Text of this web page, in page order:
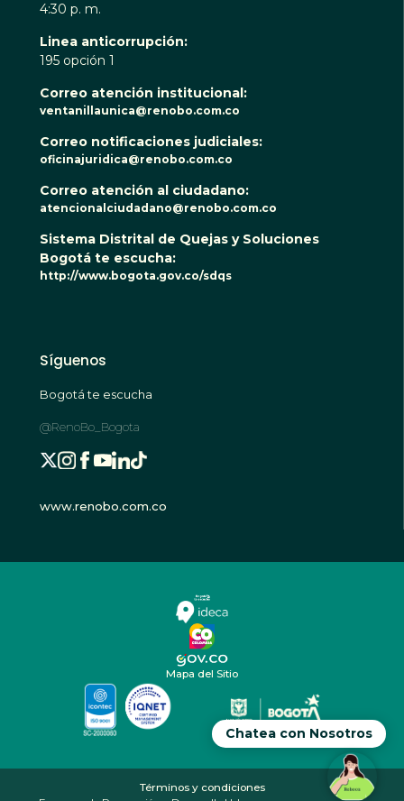
Chatea con Nosotros
4:30 p. m.
Linea anticorrupción:
195 opción 1
Correo atención institucional:
ventanillaunica@renobo.com.co
Correo notificaciones judiciales:
oficinajuridica@renobo.com.co
Correo atención al ciudadano:
atencionalciudadano@renobo.com.co
Sistema Distrital de Quejas y Soluciones
Bogotá te escucha:
http://www.bogota.gov.co/sdqs
Síguenos
Bogotá te escucha
@RenoBo_Bogota
www.renobo.com.co
Mapa del Sitio
Términos y condiciones